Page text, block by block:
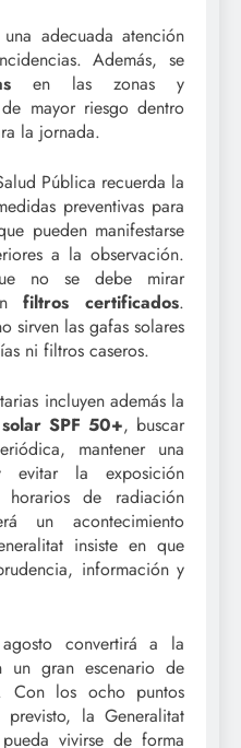
adecuada atención
Además, se
en las zonas y
mayor riesgo dentro
la jornada.
Pública recuerda la
preventivas para
pueden manifestarse
a la observación.
no se debe mirar
filtros certificados.
sirven las gafas solares
ni filtros caseros.
incluyen además la
SPF 50+, buscar
mantener una
evitar la exposición
de radiación
un acontecimiento
insiste en que
información y
convertirá a la
un gran escenario de
Con los ocho puntos
la Generalitat
vivirse de forma